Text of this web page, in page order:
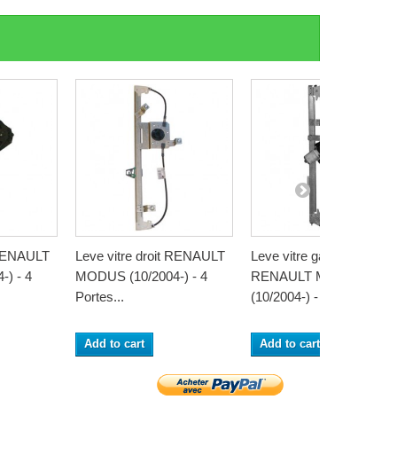
) - 4
Leve vitre droit RENAULT
MODUS (10/2004-) - 4
Portes...
Add to cart
Leve vitre gauche
RENAULT MODUS
(10/2004-) - 4 Portes...
Add to cart